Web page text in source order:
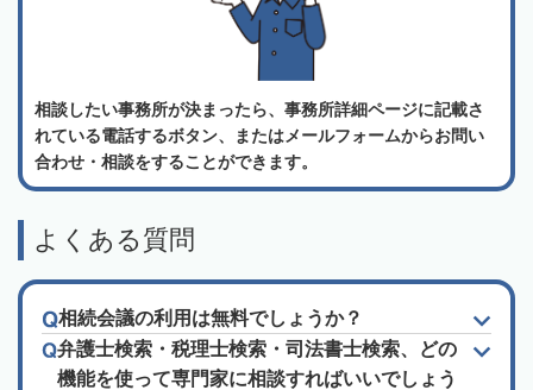
相談したい事務所が決まったら、事務所詳細ページに記載さ
れている電話するボタン、またはメールフォームからお問い
合わせ・相談をすることができます。
よくある質問
相続会議の利用は無料でしょうか？
弁護士検索・税理士検索・司法書士検索、どの
機能を使って専門家に相談すればいいでしょう